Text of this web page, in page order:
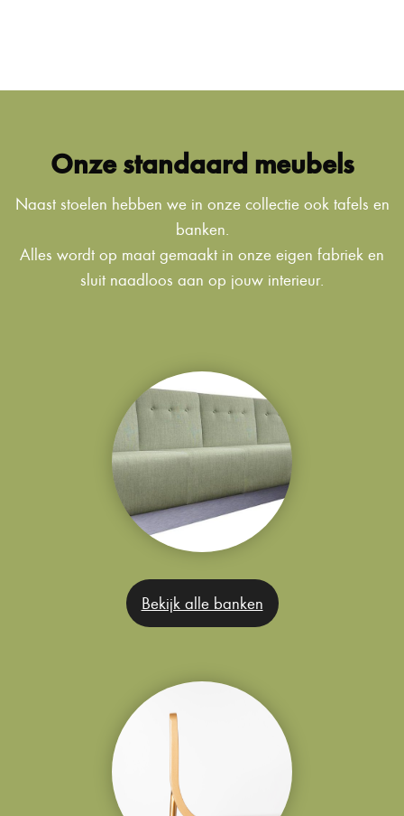
Onze standaard meubels
Naast stoelen hebben we in onze collectie ook tafels en
banken.
Alles wordt op maat gemaakt in onze eigen fabriek en
sluit naadloos aan op jouw interieur.
Bekijk alle banken